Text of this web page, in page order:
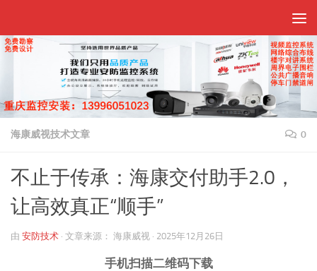
海康威视技术文章 0
不止于传承：海康交付助手2.0，
让高效真正“顺手”
由 安防技术 · 文章来源： 海康威视 · 2025年12月26日
手机扫描二维码下载